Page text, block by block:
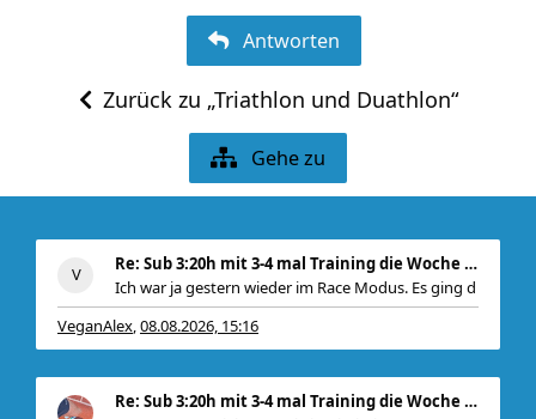
Antworten
Zurück zu „Triathlon und Duathlon“
Gehe zu
Re: Sub 3:20h mit 3-4 mal Training die Woche machb
Ich war ja gestern wieder im Race Modus. Es ging d
VeganAlex,08.08.2026, 15:16
Re: Sub 3:20h mit 3-4 mal Training die Woche machb